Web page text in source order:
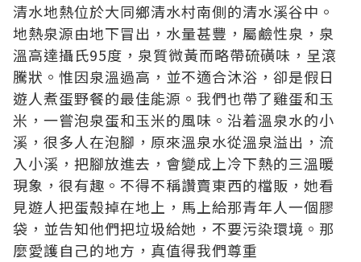
清水地熱位於大同鄉清水村南側的清水溪谷中。
地熱泉源由地下冒出，水量甚豐，屬鹼性泉，泉
溫高達攝氏95度，泉質微黃而略帶硫磺味，呈滾
騰狀。惟因泉溫過高，並不適合沐浴，卻是假日
遊人煮蛋野餐的最佳能源。我們也帶了雞蛋和玉
米，一嘗泡泉蛋和玉米的風味。沿着溫泉水的小
溪，很多人在泡腳，原來溫泉水從溫泉溢出，流
入小溪，把腳放進去，會變成上冷下熱的三溫暖
現象，很有趣。不得不稱讚賣東西的檔販，她看
見遊人把蛋殼掉在地上，馬上給那青年人一個膠
袋，並告知他們把垃圾給她，不要污染環境。那
麼愛護自己的地方，真值得我們尊重